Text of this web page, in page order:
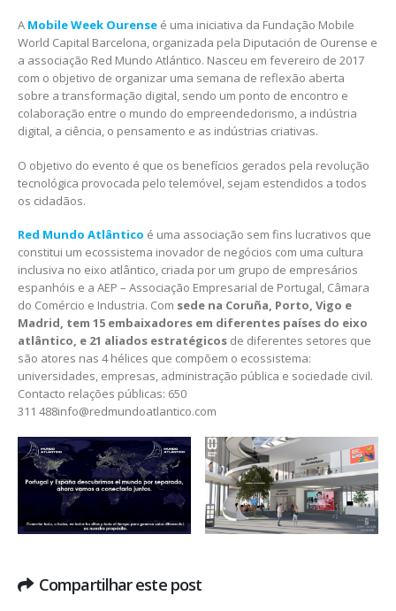
A Mobile Week Ourense é uma iniciativa da Fundação Mobile
World Capital Barcelona, organizada pela Diputación de Ourense e
a associação Red Mundo Atlántico. Nasceu em fevereiro de 2017
com o objetivo de organizar uma semana de reflexão aberta
sobre a transformação digital, sendo um ponto de encontro e
colaboração entre o mundo do empreendedorismo, a indústria
digital, a ciência, o pensamento e as indústrias criativas.
O objetivo do evento é que os benefícios gerados pela revolução
tecnológica provocada pelo telemóvel, sejam estendidos a todos
os cidadãos.
Red Mundo Atlântico é uma associação sem fins lucrativos que
constitui um ecossistema inovador de negócios com uma cultura
inclusiva no eixo atlântico, criada por um grupo de empresários
espanhóis e a AEP – Associação Empresarial de Portugal, Câmara
do Comércio e Industria. Com sede na Coruña, Porto, Vigo e
Madrid, tem 15 embaixadores em diferentes países do eixo
atlântico, e 21 aliados estratégicos de diferentes setores que
são atores nas 4 hélices que compõem o ecossistema:
universidades, empresas, administração pública e sociedade civil.
Contacto relações públicas: 650
311 488info@redmundoatlantico.com
Compartilhar este post